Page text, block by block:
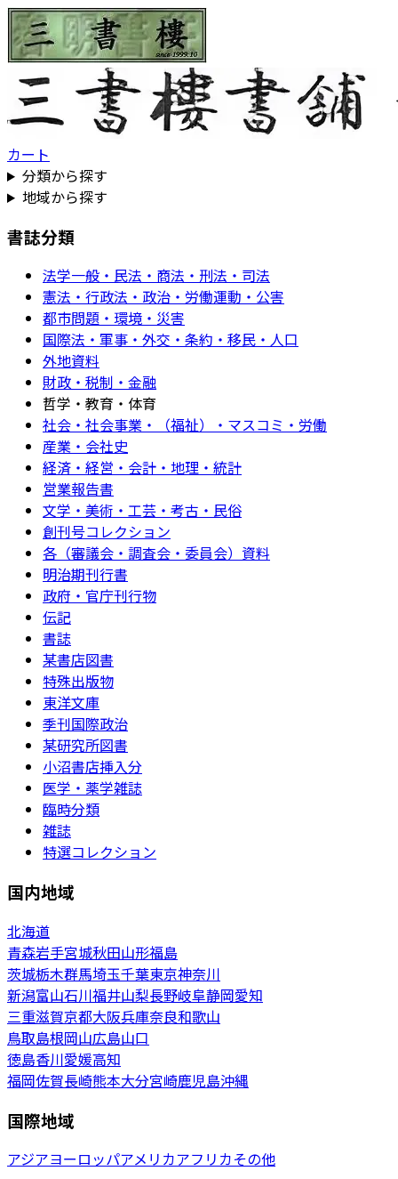
カート
分類から探す
地域から探す
書誌分類
法学一般・民法・商法・刑法・司法
憲法・行政法・政治・労働運動・公害
都市問題・環境・災害
国際法・軍事・外交・条約・移民・人口
外地資料
財政・税制・金融
哲学・教育・体育
社会・社会事業・（福祉）・マスコミ・労働
産業・会社史
経済・経営・会計・地理・統計
営業報告書
文学・美術・工芸・考古・民俗
創刊号コレクション
各（審議会・調査会・委員会）資料
明治期刊行書
政府・官庁刊行物
伝記
書誌
某書店図書
特殊出版物
東洋文庫
季刊国際政治
某研究所図書
小沼書店挿入分
医学・薬学雑誌
臨時分類
雑誌
特選コレクション
国内地域
北海道
青森岩手宮城秋田山形福島
茨城栃木群馬埼玉千葉東京神奈川
新潟富山石川福井山梨長野岐阜静岡愛知
三重滋賀京都大阪兵庫奈良和歌山
鳥取島根岡山広島山口
徳島香川愛媛高知
福岡佐賀長崎熊本大分宮崎鹿児島沖縄
国際地域
アジアヨーロッパアメリカアフリカその他